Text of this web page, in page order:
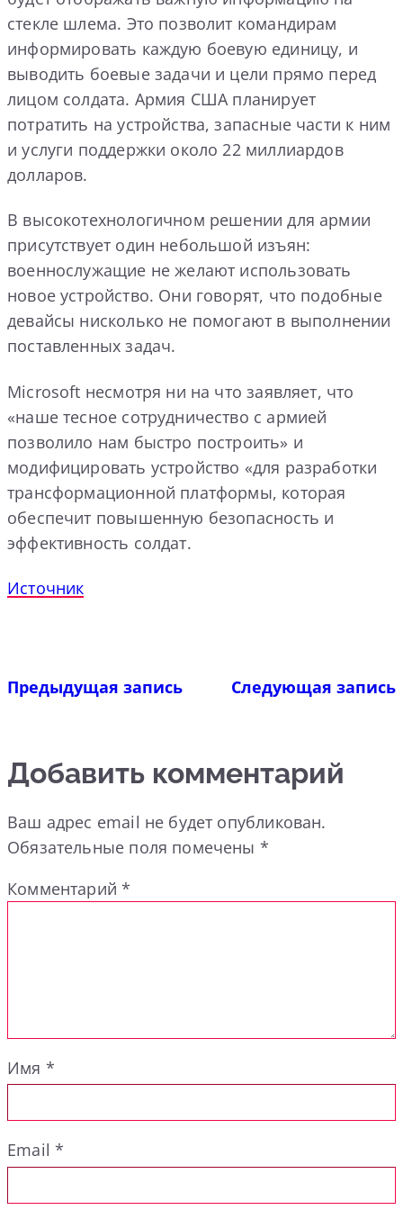
стекле шлема. Это позволит командирам
информировать каждую боевую единицу, и
выводить боевые задачи и цели прямо перед
лицом солдата. Армия США планирует
потратить на устройства, запасные части к ним
и услуги поддержки около 22 миллиардов
долларов.
В высокотехнологичном решении для армии
присутствует один небольшой изъян:
военнослужащие не желают использовать
новое устройство. Они говорят, что подобные
девайсы нисколько не помогают в выполнении
поставленных задач.
Microsoft несмотря ни на что заявляет, что
«наше тесное сотрудничество с армией
позволило нам быстро построить» и
модифицировать устройство «для разработки
трансформационной платформы, которая
обеспечит повышенную безопасность и
эффективность солдат.
Источник
Предыдущая запись Следующая запись
Добавить комментарий
Ваш адрес email не будет опубликован.
Обязательные поля помечены *
Комментарий*
Имя *
Email*